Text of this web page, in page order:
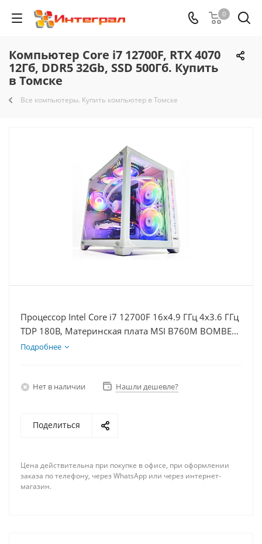
0
Компьютер Core i7 12700F, RTX 4070
12Гб, DDR5 32Gb, SSD 500Гб. Купить
в Томске
Все компьютеры. Купить компьютер в Томске
Процессор Intel Core i7 12700F 16x4.9 ГГц 4x3.6 ГГц
TDP 180В, Материнская плата MSI B760M BOMBER
WIFI D5, Видеокарта RTX 4070 12Гб, Память
Подробнее
Нет в наличии Нашли дешевле?
Поделиться
Цена действительна при покупке в офисе, при оформлении
заказа по телефону, через WhatsApp или через интернет-
магазин.